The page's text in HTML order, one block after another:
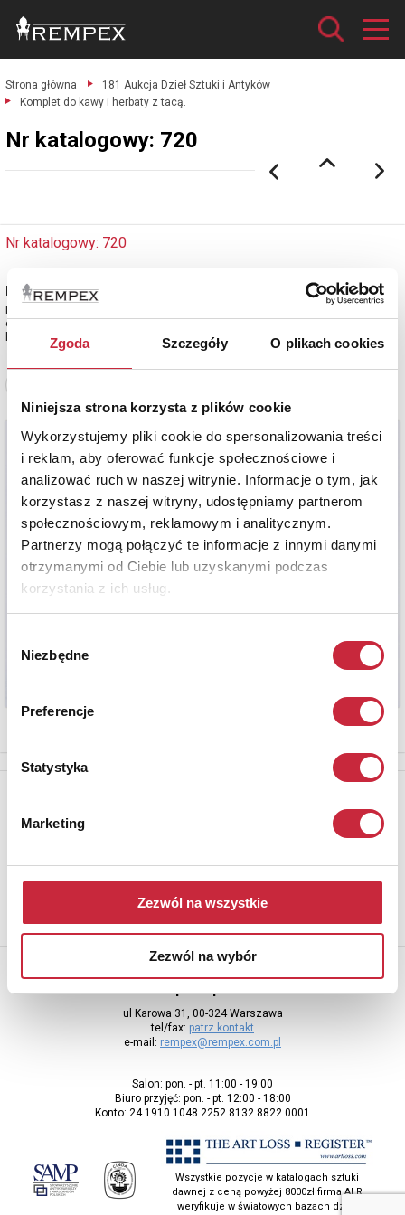
Zgoda Szczegóły O plikach cookies
Niniejsza strona korzysta z plików cookie
Wykorzystujemy pliki cookie do spersonalizowania treści
i reklam, aby oferować funkcje społecznościowe i
analizować ruch w naszej witrynie. Informacje o tym, jak
korzystasz z naszej witryny, udostępniamy partnerom
społecznościowym, reklamowym i analitycznym.
Partnerzy mogą połączyć te informacje z innymi danymi
otrzymanymi od Ciebie lub uzyskanymi podczas
korzystania z ich usług.
zgody
Niezbędne
Preferencje
Statystyka
Marketing
Zezwól na wszystkie
Zezwól na wybór
Strona główna
181 Aukcja Dzieł Sztuki i Antyków
Komplet do kawy i herbaty z tacą.
Nr katalogowy: 720
Nr katalogowy: 720
Komplet do kawy i herbaty z tacą
Niemcy, firma L und Co, lata 20. - 30. XX w.;
czarki - Schwäbisch Gmünd, Gottlieb Kurz,
lata 20.-30.XX w.
Aby otrzymywać informacje o nowych aukcjach, prosimy podać
Rempex Sp. z o.o
ul Karowa 31, 00-324 Warszawa
tel/fax: patrz kontakt
e-mail: rempex@rempex.com.pl
Salon: pon. - pt. 11:00 - 19:00
Biuro przyjęć: pon. - pt. 12:00 - 18:00
Konto: 24 1910 1048 2252 8132 8822 0001
Wszystkie pozycje w katalogach sztuki
dawnej z ceną powyżej 8000zł firma ALR
weryfikuje w światowych bazach dzieł